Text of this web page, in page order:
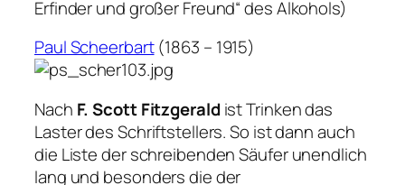
Erfinder und großerFreund“ des Alkohols)
Paul Scheerbart(1863 – 1915)
Nach F. Scott Fitzgeraldist Trinken das
Laster des Schriftstellers. So ist dann auch
die Liste der schreibenden Säufer unendlich
lang und besonders die der